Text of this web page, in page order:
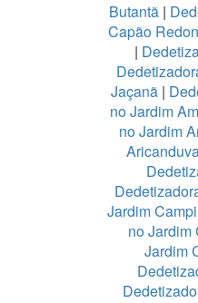
Butantã |
Capão
|
Jaçanã |
no Jardim
no Jardim
Jardim
no Jardim
Jardim